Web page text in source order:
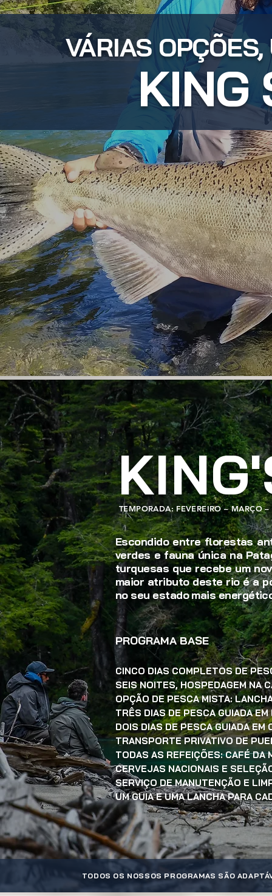
VÁRIAS
KING
TEMPORADA: FEVEREIRO – MARÇO –
Escondido entre florestas
verdes e fauna única na
turquesas que recebe um
maior atributo deste rio é a
no seu estado mais
PROGRAMA BASE
CINCO DIAS COMPLETOS DE
SEIS NOITES, HOSPEDAGEM NA
OPÇÃO DE PESCA MISTA:
TRÊS DIAS DE PESCA GUIADA
DOIS DIAS DE PESCA GUIADA EM
TRANSPORTE PRIVATIVO DE
TODAS AS REFEIÇÕES: CAFÉ DA
CERVEJAS NACIONAIS E
SERVIÇO DE MANUTENÇÃO E
UM GUIA E UMA LANCHA PARA
TODOS OS NOSSOS PROGRAMAS SÃO